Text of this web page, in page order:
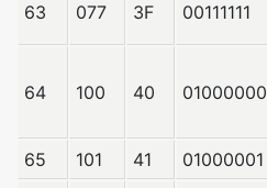
63 077 3F 00111111
64 100 40 01000000
65 101 41 01000001